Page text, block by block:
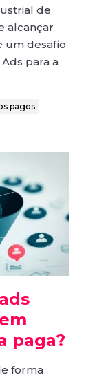
de
alcançar
um desafio
para a
pagos
paga?
forma